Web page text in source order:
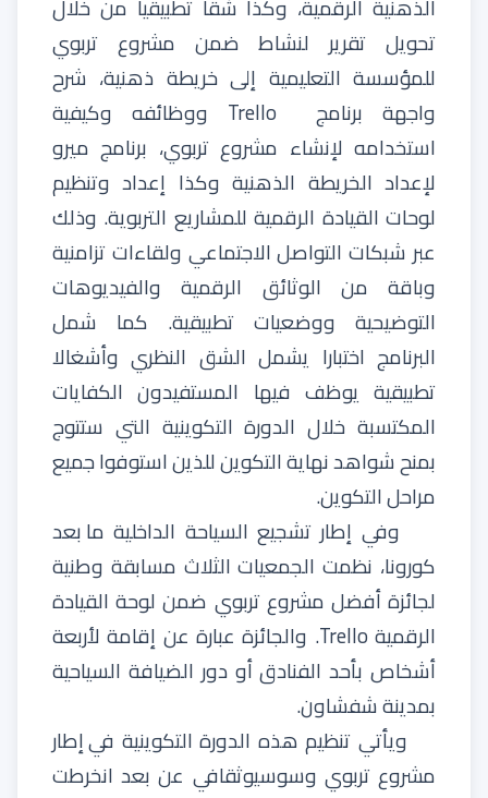
الذهنية الرقمية، وكذا شقا تطبيقيا من خلال
تحويل تقرير لنشاط ضمن مشروع تربوي
للمؤسسة التعليمية إلى خريطة ذهنية، شرح
واجهة برنامج Trello ووظائفه وكيفية
استخدامه لإنشاء مشروع تربوي، برنامج ميرو
لإعداد الخريطة الذهنية وكذا إعداد وتنظيم
لوحات القيادة الرقمية للمشاريع التربوية. وذلك
عبر شبكات التواصلالاجتماعي ولقاءاتتزامنية
وباقة من الوثائق الرقمية والفيديوهات
التوضيحية ووضعيات تطبيقية. كما شمل
البرنامج اختبارا يشمل الشق النظري وأشغالا
تطبيقية يوظف فيها المستفيدون الكفايات
المكتسبة خلال الدورة التكوينية التي ستتوج
بمنحشواهدنهايةالتكوينللذيناستوفواجميع
مراحلالتكوين.
وفي إطار تشجيع السياحة الداخلية مابعد
كورونا، نظمت الجمعيات الثلاث مسابقة وطنية
لجائزةأفضل مشروعتربوي ضمن لوحة القيادة
الرقمية Trello
. والجائزة عبارة عن إقامة لأربعة
أشخاص بأحد الفنادقأو دور الضيافة السياحية
بمدينةشفشاون.
ويأتي تنظيم هذه الدورة التكوينية فيإطار
مشروع تربوي وسوسيوثقافي عن بعد انخرطت